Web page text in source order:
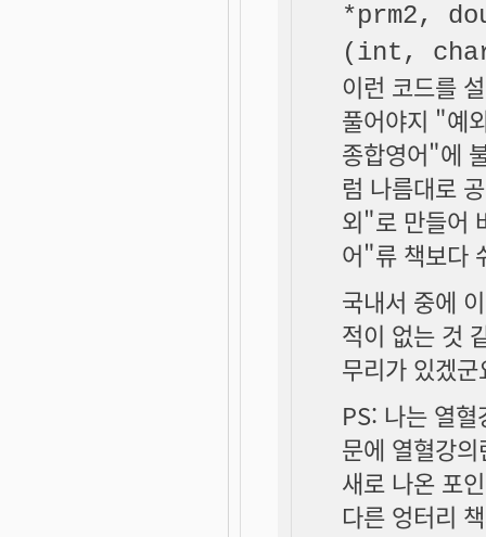
*prm2,
(int,
이런 코드를
풀어야지 "예
종합영어"에
럼 나름대로
외"로 만들어
어"류 책보다
국내서 중에
적이 없는 것
무리가 있겠군
PS: 나는 열
문에 열혈강
새로 나온 포
다른 엉터리